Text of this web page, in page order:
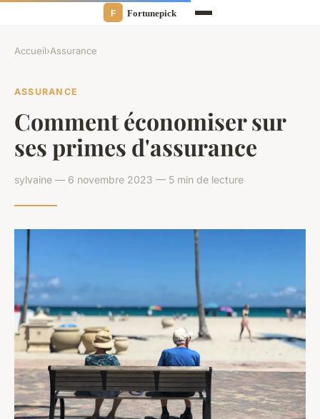
Accueil›Assurance
ASSURANCE
Comment économiser sur
ses primes d'assurance
sylvaine — 6 novembre 2023 — 5 min de lecture